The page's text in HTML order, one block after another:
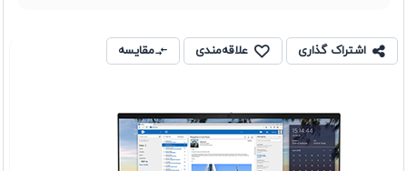
اشتراک گذاری علاقه‌مندی مقایسه